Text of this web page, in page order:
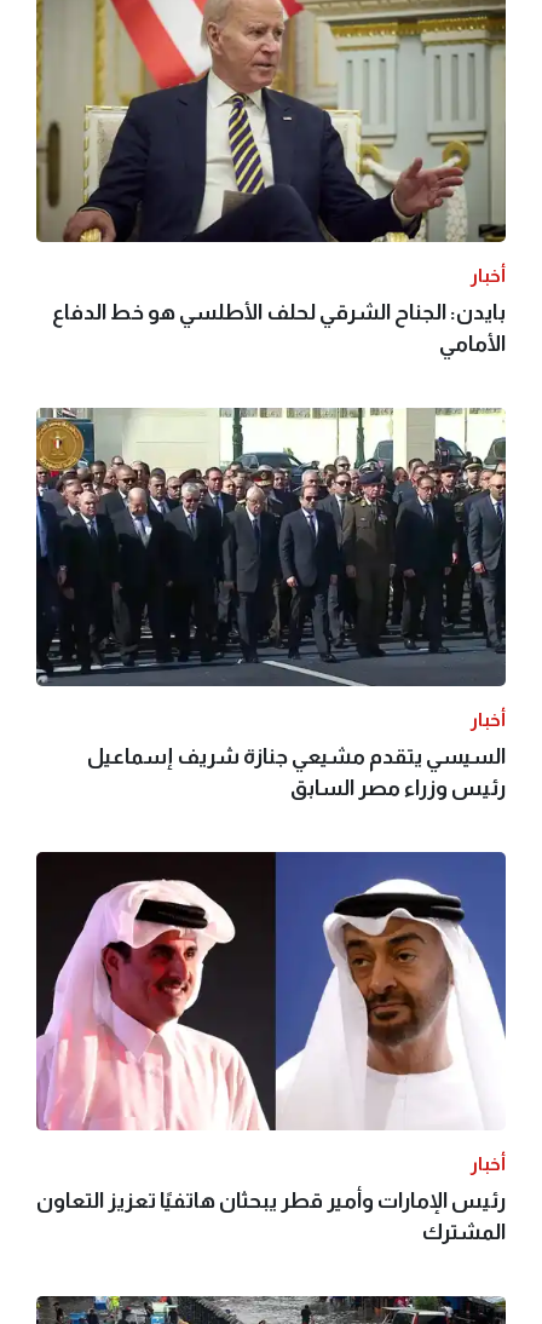
أخبار
بايدن: الجناح الشرقي لحلف الأطلسي هو خط الدفاع
الأمامي
أخبار
السيسي يتقدم مشيعي جنازة شريف إسماعيل
رئيس وزراء مصر السابق
أخبار
رئيس الإمارات وأمير قطر يبحثان هاتفيًا تعزيز التعاون
المشترك